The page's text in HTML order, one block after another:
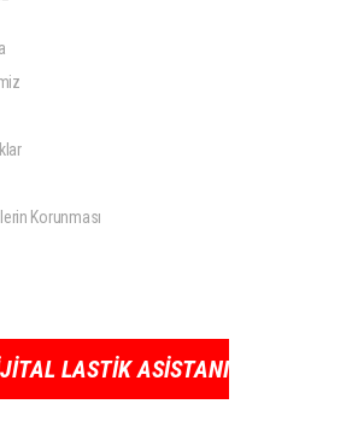
Korunması
LASTİK ASİSTANI